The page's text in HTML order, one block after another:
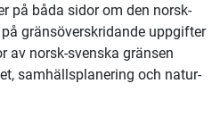
på båda sidor om den norsk-
gränsöverskridande uppgifter
av norsk-svenska gränsen
samhällsplanering och natur-